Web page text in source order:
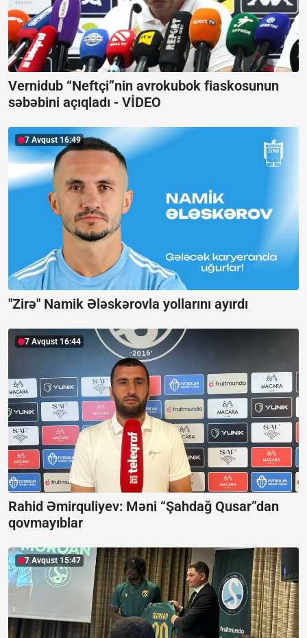
Vernidub “Neftçi”nin avrokubok fiaskosunun
səbəbini açıqladı - VİDEO
7 Avqust 16:49
"Zirə" Namik Ələskərovla yollarını ayırdı
7 Avqust 16:44
Rahid Əmirquliyev: Məni “Şahdağ Qusar”dan
qovmayıblar
7 Avqust 15:47